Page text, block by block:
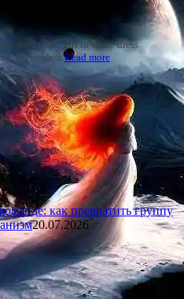
mountain, girl in white dress
bottomlessRead more
как превратить группу
20.07.2026